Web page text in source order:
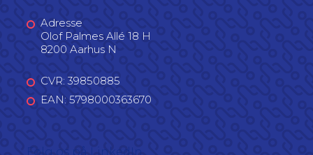
Adresse
Olof Palmes Allé 18 H
8200 Aarhus N
CVR: 39850885
EAN: 5798000363670